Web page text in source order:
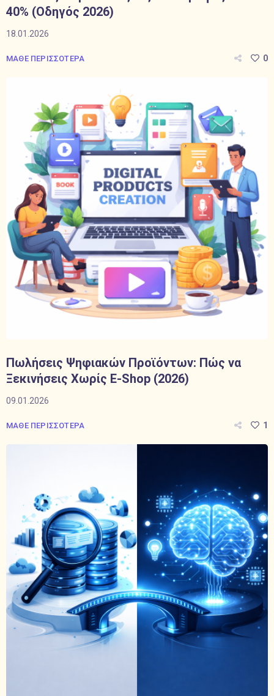
40% (Οδηγός 2026)
18.01.2026
ΜΑΘΕ ΠΕΡΙΣΣΟΤΕΡΑ 0
Πωλήσεις Ψηφιακών Προϊόντων: Πώς να
Ξεκινήσεις Χωρίς E-Shop (2026)
09.01.2026
ΜΑΘΕ ΠΕΡΙΣΣΟΤΕΡΑ 1